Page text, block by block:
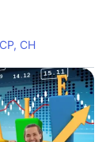
CH